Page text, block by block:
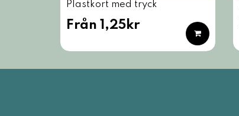
Plastkort med tryck
Från 1,25kr